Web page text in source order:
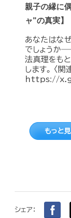
親子の縁に
ャ"の真実】
あなたはな
でしょうか
法真理をも
します。 〈
https://
もっと
シェア：